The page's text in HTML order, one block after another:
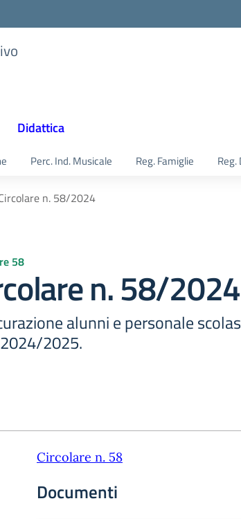
Didattica
Perc. Ind. Musicale Reg. Famiglie
n. 58/2024
58
n. 58/2024
alunni e personale
2025.
Circolare n. 58
Documenti